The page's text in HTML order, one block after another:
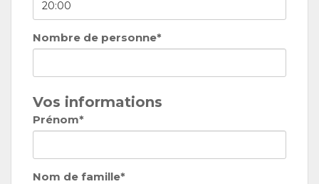
Nombre de personne*
Vos informations
Prénom*
Nom de famille*